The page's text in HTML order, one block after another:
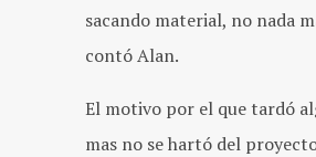
sacando material, no nada
contó Alan.
El motivo por el que tardó
mas no se hartó del